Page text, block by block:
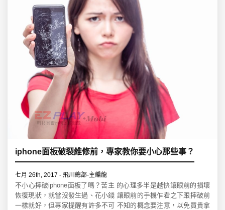
iphone面板破裂維修前，專家教你要小心那些事？
七月 26th, 2017 - 飛川總部-主編龍
不小心摔破iphone面板了嗎？苦主 的心理多半是越快讓眼前的損壞
恢復現狀，就當沒發生過、花小錢 讓眼前的手機乍看之下跟摔破前
一樣就好，但專家提醒有許多不可 不知的概念要注意，以免買貴拿